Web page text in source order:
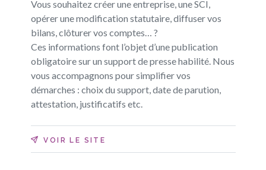
Vous souhaitez créer une entreprise, une SCI,
opérer une modification statutaire, diffuser vos
bilans, clôturer vos comptes… ?
Ces informations font l’objet d’une publication
obligatoire sur un support de presse habilité. Nous
vous accompagnons pour simplifier vos
démarches : choix du support, date de parution,
attestation, justificatifs etc.
VOIR LE SITE